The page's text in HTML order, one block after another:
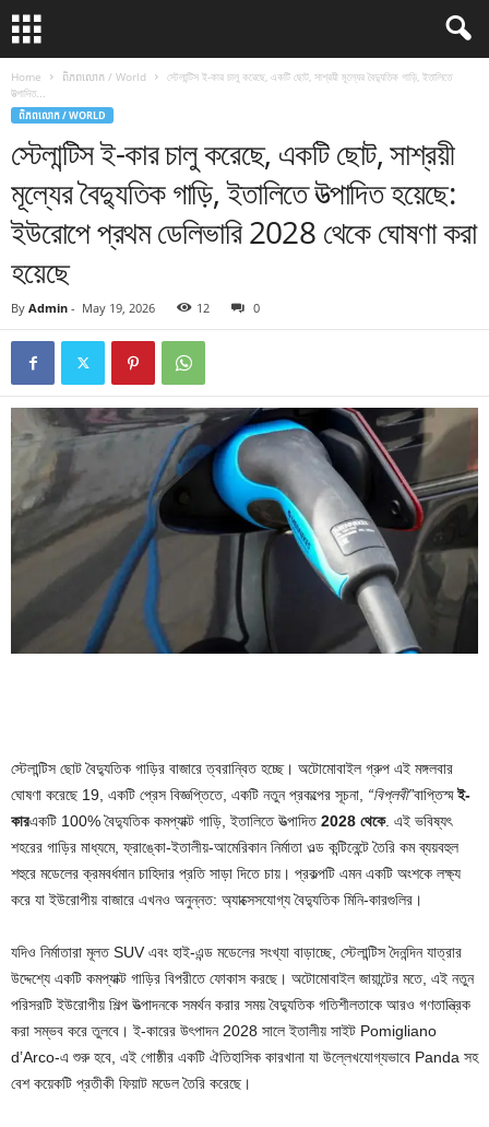
Home ពិភពលោក / World
স্টেলান্টিস ই-কার চালু করেছে, একটি ছোট, সাশ্রয়ী মূল্যের বৈদ্যুতিক গাড়ি, ইতালিতে
উত্পাদিত...
ពិភពលោក / WORLD
স্টেলান্টিস ই-কার চালু করেছে, একটি ছোট, সাশ্রয়ী
মূল্যের বৈদ্যুতিক গাড়ি, ইতালিতে উত্পাদিত হয়েছে:
ইউরোপে প্রথম ডেলিভারি 2028 থেকে ঘোষণা করা
হয়েছে
By Admin - May 19, 2026 12 0
স্টেলান্টিস ছোট বৈদ্যুতিক গাড়ির বাজারে ত্বরান্বিত হচ্ছে। অটোমোবাইল গ্রুপ এই মঙ্গলবার
ঘোষণা করেছে 19, একটি প্রেস বিজ্ঞপ্তিতে, একটি নতুন প্রকল্পের সূচনা, “বিপ্লবী”বাপ্তিস্মই-
কারএকটি 100% বৈদ্যুতিক কমপ্যাক্ট গাড়ি, ইতালিতে উত্পাদিত2028 থেকে. এই ভবিষ্যৎ
শহরের গাড়ির মাধ্যমে, ফ্রাঙ্কো-ইতালীয়-আমেরিকান নির্মাতা ওল্ড কন্টিনেন্টে তৈরি কম ব্যয়বহুল
শহুরে মডেলের ক্রমবর্ধমান চাহিদার প্রতি সাড়া দিতে চায়। প্রকল্পটি এমন একটি অংশকে লক্ষ্য
করে যা ইউরোপীয় বাজারে এখনও অনুন্নত: অ্যাক্সেসযোগ্য বৈদ্যুতিক মিনি-কারগুলির।
যদিও নির্মাতারা মূলত SUV এবং হাই-এন্ড মডেলের সংখ্যা বাড়াচ্ছে, স্টেলান্টিস দৈনন্দিন যাত্রার
উদ্দেশ্যে একটি কমপ্যাক্ট গাড়ির বিপরীতে ফোকাস করছে। অটোমোবাইল জায়ান্টের মতে, এই নতুন
পরিসরটি ইউরোপীয় শিল্প উত্পাদনকে সমর্থন করার সময় বৈদ্যুতিক গতিশীলতাকে আরও গণতান্ত্রিক
করা সম্ভব করে তুলবে। ই-কারের উৎপাদন 2028 সালে ইতালীয় সাইট Pomigliano
d’Arco-এ ​​শুরু হবে, এই গোষ্ঠীর একটি ঐতিহাসিক কারখানা যা উল্লেখযোগ্যভাবে Panda সহ
বেশ কয়েকটি প্রতীকী ফিয়াট মডেল তৈরি করেছে।